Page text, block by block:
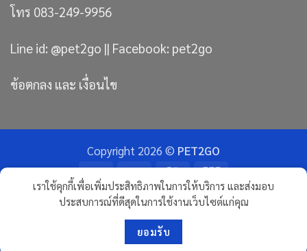
โทร 083-249-9956
Line id: @pet2go || Facebook: pet2go
ข้อตกลง และ เงื่อนไข
Copyright 2026 © PET2GO
Bank
Transfer
Visa MasterCard
JCB
ขนมแมว
ทรายแมวภูเขาไฟ อัลติเมทพรีเมียม
RAWHIDE ขนมกัดแทะ จากธรรมชาติ
ขนมขัดฟันสุนัข
ขนมสุนัขจากเนื้อปลา
ปลาเส้น หมาแมว
สันในไก่อบแห้ง
นโยบายความเป็นส่วนตัว | นโยบายทางธุรกิจ
เราใช้คุกกี้เพื่อเพิ่มประสิทธิภาพในการให้บริการ และส่งมอบ
ประสบการณ์ที่ดีสุดในการใช้งานเว็บไซต์แก่คุณ